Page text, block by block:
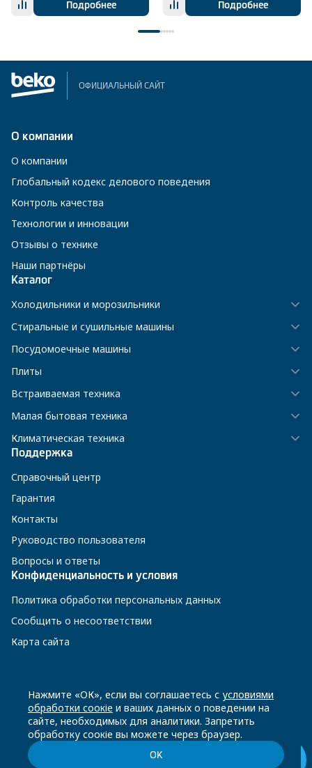
Подробнее
Подробнее
ОФИЦИАЛЬНЫЙ САЙТ
О компании
О компании
Глобальный кодекс делового поведения
Контроль качества
Технологии и инновации
Отзывы о технике
Наши партнёры
Каталог
Холодильники и морозильники
Стиральные и сушильные машины
Посудомоечные машины
Плиты
Встраиваемая техника
Малая бытовая техника
Климатическая техника
Поддержка
Справочный центр
Гарантия
Контакты
Руководство пользователя
Вопросы и ответы
Конфиденциальность и условия
Политика обработки персональных данных
Сообщить о несоответствии
Карта сайта
8 800 200-23-56
Чат-бот в Телеграм
Нажмите «ОК», если вы соглашаетесь с условиями
обработки соокіе и ваших данных о поведении на
сайте, необходимых для аналитики. Запретить
обработку соокіе вы можете через браузер.
ОК